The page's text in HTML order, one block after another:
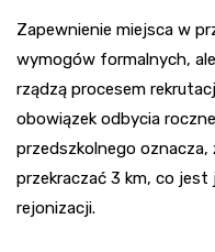
Zapewnienie miejsca w
wymogów formalnych,
rządzą procesem
obowiązek odbycia
przedszkolnego oznacza,
przekraczać 3 km, co
rejonizacji.